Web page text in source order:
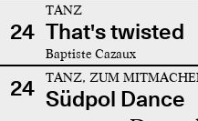
24
TANZ
That's twisted
Baptiste Cazaux
24 TANZ, ZUM
Südpol Dance